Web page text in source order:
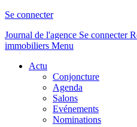
Se connecter
Journal de l'agence Se connecter
immobiliers Menu
Actu
Conjoncture
Agenda
Salons
Evénements
Nominations